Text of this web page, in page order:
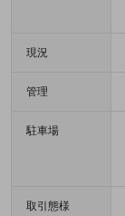
現況
管理
駐車場
取引態様